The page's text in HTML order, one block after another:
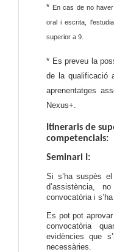
* En cas de no
oral i escrita,
superior a 9.
* Es preveu la
de la qualificació
aprenentatges
Nexus+.
Itineraris de
competencials:
Seminari I:
Si s’ha suspès
d’assistència,
convocatòria i
Es pot pot
convocatòria
evidències que
necessàries.